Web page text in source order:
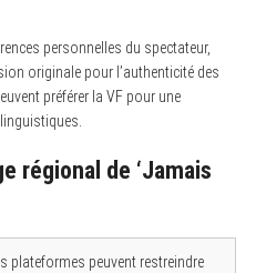
personnelles du spectateur,
originale pour l’authenticité des
préférer la VF pour une
régional de ‘Jamais
plateformes peuvent restreindre